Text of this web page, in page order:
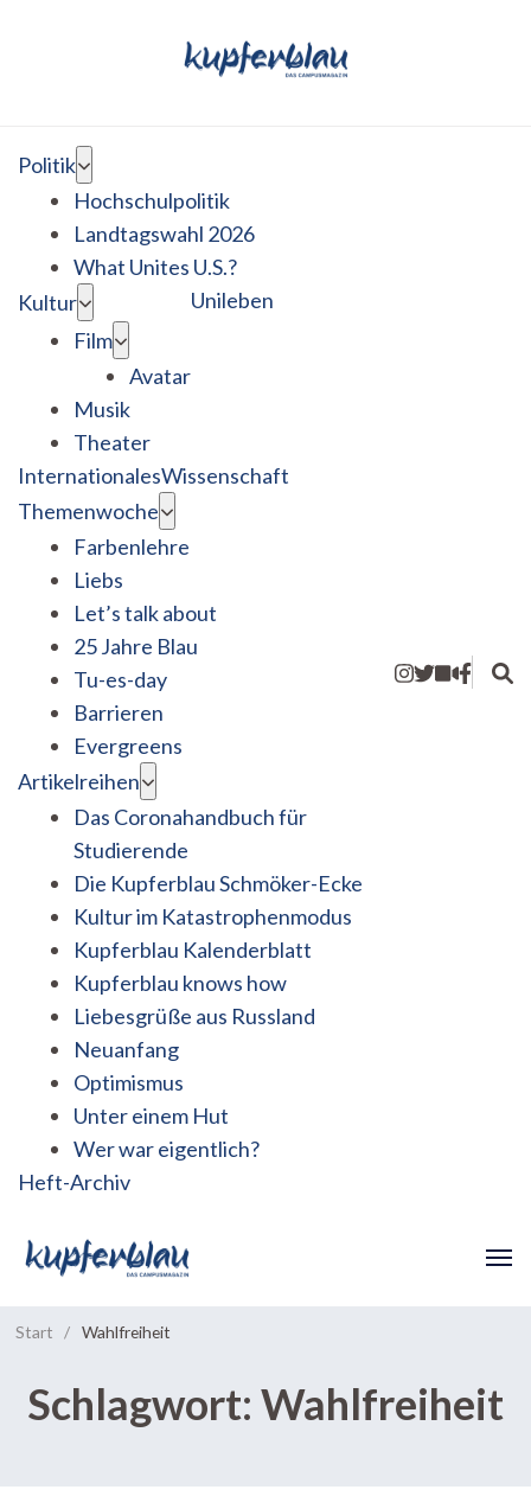
Politik
Hochschulpolitik
Landtagswahl 2026
What Unites U.S.?
Kultur
Film
Avatar
Musik
Theater
Unileben
InternationalesWissenschaft
Themenwoche
Farbenlehre
Liebs
Let’s talk about
25 Jahre Blau
Tu-es-day
Barrieren
Evergreens
Artikelreihen
Das Coronahandbuch für
Studierende
Die Kupferblau Schmöker-Ecke
Kultur im Katastrophenmodus
Kupferblau Kalenderblatt
Kupferblau knows how
Liebesgrüße aus Russland
Neuanfang
Optimismus
Unter einem Hut
Wer war eigentlich?
Heft-Archiv
Start / Wahlfreiheit
Schlagwort: Wahlfreiheit